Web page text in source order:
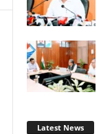
Latest News